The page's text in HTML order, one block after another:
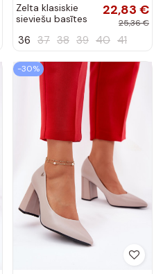
Zelta klasiskie
sieviešu basītes
Klessa
22,83 €
25,36 €
36 37 38 39 40 41
-30%